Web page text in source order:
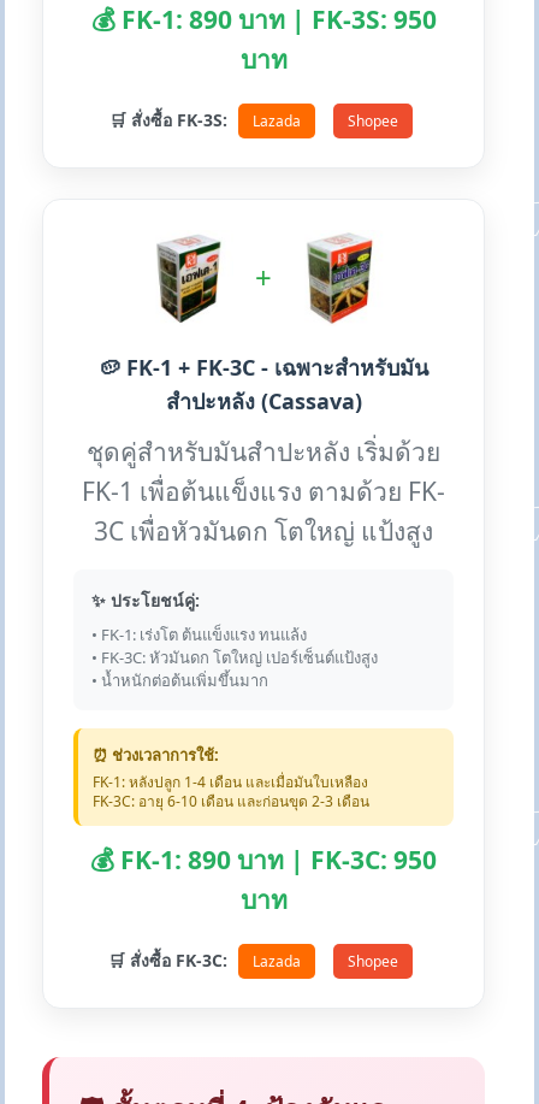
💰 FK-1: 890 บาท | FK-3S: 950
บาท
🛒 สั่งซื้อ FK-3S: Lazada Shopee
+
🥔 FK-1 + FK-3C - เฉพาะสำหรับมัน
สำปะหลัง (Cassava)
ชุดคู่สำหรับมันสำปะหลัง เริ่มด้วย
FK-1 เพื่อต้นแข็งแรง ตามด้วย FK-
3C เพื่อหัวมันดก โตใหญ่ แป้งสูง
✨ ประโยชน์คู่:
• FK-1: เร่งโต ต้นแข็งแรง ทนแล้ง
• FK-3C: หัวมันดก โตใหญ่ เปอร์เซ็นต์แป้งสูง
• น้ำหนักต่อต้นเพิ่มขึ้นมาก
⏰ ช่วงเวลาการใช้:
FK-1: หลังปลูก 1-4 เดือน และเมื่อมันใบเหลือง
FK-3C: อายุ 6-10 เดือน และก่อนขุด 2-3 เดือน
💰 FK-1: 890 บาท | FK-3C: 950
บาท
🛒 สั่งซื้อ FK-3C: Lazada Shopee